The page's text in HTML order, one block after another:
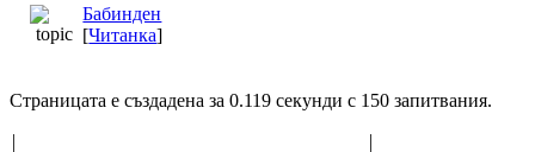
Бабинден
[Читанка]
Страницата е създадена за 0.119 секунди с 150 запитвания.